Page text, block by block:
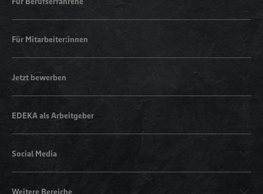
Für Mitarbeiter:innen
Jetzt bewerben
EDEKA als Arbeitgeber
Social Media
Weitere Bereiche